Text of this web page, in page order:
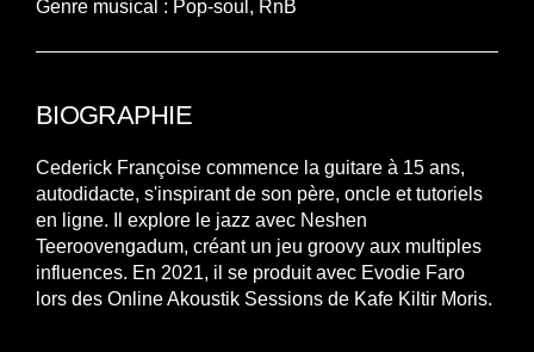
Genre musical : Pop-soul, RnB
BIOGRAPHIE
Cederick Françoise commence la guitare à 15 ans,
autodidacte, s'inspirant de son père, oncle et tutoriels
en ligne. Il explore le jazz avec Neshen
Teeroovengadum, créant un jeu groovy aux multiples
influences. En 2021, il se produit avec Evodie Faro
lors des Online Akoustik Sessions de Kafe Kiltir Moris.